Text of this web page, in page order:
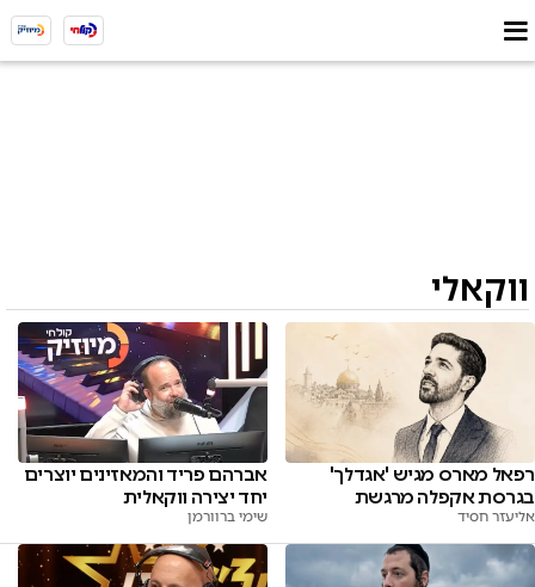
ווקאלי
רפאל מארס מגיש 'אגדלך'
בגרסת אקפלה מרגשת
אליעזר חסיד
אברהם פריד והמאזינים יוצרים
יחד יצירה ווקאלית
שימי ברוורמן